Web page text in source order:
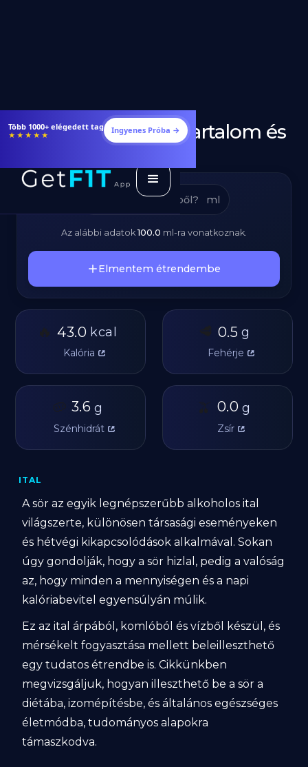
Étrendek, receptek és edzéstervek
★★★★★ Ingyenes Próba →
Sör - Kalóriatartalom és
ml
Az alábbi adatok100.0 ml -ra vonatkoznak.
Elmentem étrendembe
🔥 43.0 kcal
Kalória
🥩 0.5 g
Fehérje
🥔 3.6 g
Szénhidrát
🫒 0.0 g
Zsír
ITAL
A sör az egyik legnépszerűbb alkoholos ital
világszerte, különösen társasági eseményeken
és hétvégi kikapcsolódások alkalmával. Sokan
úgy gondolják, hogy a sör hizlal, pedig a valóság
az, hogy minden a mennyiségen és a napi
kalóriabevitel egyensúlyán múlik.
Ez az ital árpából, komlóból és vízből készül, és
mérsékelt fogyasztása mellett beleilleszthető
egy tudatos étrendbe is. Cikkünkben
megvizsgáljuk, hogyan illeszthető be a sör a
diétába, izomépítésbe, és általános egészséges
életmódba, tudományos alapokra
támaszkodva.